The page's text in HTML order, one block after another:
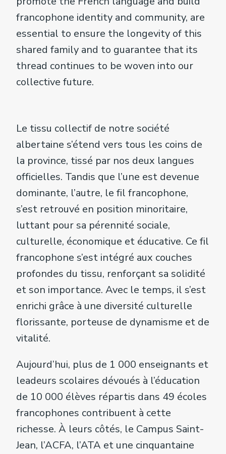
francophone identity and community, are
essential to ensure the longevity of this
shared family and to guarantee that its
thread continues to be woven into our
collective future.
Le tissu collectif de notre société
albertaine s’étend vers tous les coins de
la province, tissé par nos deux langues
officielles. Tandis que l’une est devenue
dominante, l’autre, le fil francophone,
s’est retrouvé en position minoritaire,
luttant pour sa pérennité sociale,
culturelle, économique et éducative. Ce fil
francophone s’est intégré aux couches
profondes du tissu, renforçant sa solidité
et son importance. Avec le temps, il s’est
enrichi grâce à une diversité culturelle
florissante, porteuse de dynamisme et de
vitalité.
Aujourd’hui, plus de 1 000 enseignants et
leadeurs scolaires dévoués à l’éducation
de 10 000 élèves répartis dans 49 écoles
francophones contribuent à cette
richesse. À leurs côtés, le Campus Saint-
Jean, l’ACFA, l’ATA et une cinquantaine